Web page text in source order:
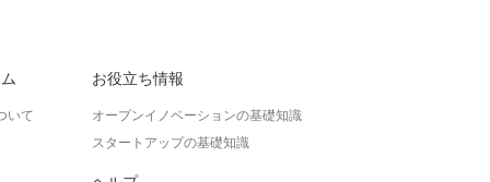
いて
お役立ち情報
オープンイノベーションの基礎知識
スタートアップの基礎知識